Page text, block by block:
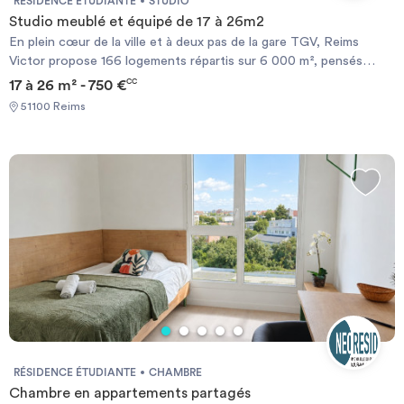
Studio meublé et équipé de 17 à 26m2
En plein cœur de la ville et à deux pas de la gare TGV, Reims
Victor propose 166 logements répartis sur 6 000 m², pensés
comme un véritable lieu de vie. La résidence offre des studios,
des appartements de deux pièces ou des chambres en
colocation, ainsi que des équipements variés : fitness, salle de
coworking accessibles au public. Un cadre idéal pour un quotidien
17 à 26 m² - 750 €CC
51100 Reims
RÉSIDENCE ÉTUDIANTE CHAMBRE
Chambre en appartements partagés